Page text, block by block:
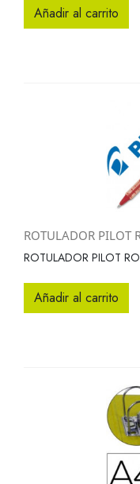
Añadir al carrito
ROTULADOR PILOT
ROTULADOR PILOT
Añadir al carrito